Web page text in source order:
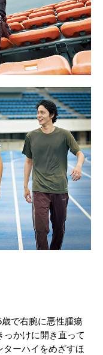
で右腕に悪性腫瘍
っかけに開き直って
ターハイをめざすほ